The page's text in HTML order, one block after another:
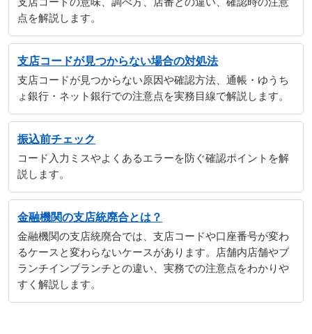
点を解説します。
支店コードが見つからない場合の対処法
支店コードが見つからない原因や確認方法、通帳・ゆうち
ょ銀行・ネット銀行での注意点を実務目線で解説します。
振込前チェック
コード入力ミスやよくあるエラーを防ぐ確認ポイントを解
説します。
金融機関の支店統廃合とは？
金融機関の支店統廃合では、支店コードや口座番号が変わ
るケースと変わらないケースがあります。店舗内店舗やブ
ランチインブランチとの違い、実務での注意点をわかりや
すく解説します。